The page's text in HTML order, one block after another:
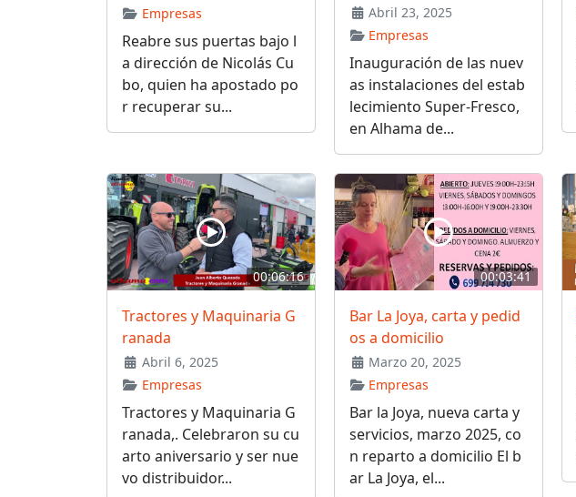
Empresas
Reabre sus puertas bajo l
a dirección de Nicolás Cu
bo, quien ha apostado po
r recuperar su...
Abril 23, 2025
Empresas
Inauguración de las nuev
as instalaciones del estab
lecimiento Super-Fresco,
en Alhama de...
00:06:16
Tractores y Maquinaria G
ranada
Abril 6, 2025
Empresas
Tractores y Maquinaria G
ranada,. Celebraron su cu
arto aniversario y ser nue
vo distribuidor...
00:03:41
Bar La Joya, carta y pedid
os a domicilio
Marzo 20, 2025
Empresas
Bar la Joya, nueva carta y
servicios, marzo 2025, co
n reparto a domicilio El b
ar La Joya, el...